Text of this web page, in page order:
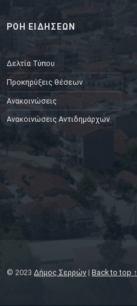
ΡΟΗ ΕΙΔΗΣΕΩΝ
Δελτία Τύπου
Προκηρύξεις θέσεων
Ανακοινώσεις
Ανακοινώσεις Αντιδημάρχων
© 2023Δήμος Σερρών |Back to top ↑